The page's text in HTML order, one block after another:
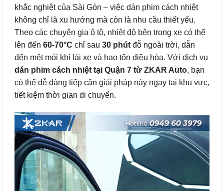
khắc nghiệt của Sài Gòn – việc dán phim cách nhiệt
không chỉ là xu hướng mà còn là nhu cầu thiết yếu.
Theo các chuyên gia ô tô, nhiệt độ bên trong xe có thể
lên đến 60-70°C chỉ sau 30 phútđỗ ngoài trời, dẫn
đến mệt mỏi khi lái xe và hao tốn điều hòa. Với dịch vụ
dán phim cách nhiệt tại Quận 7 từ ZKAR Auto, bạn
có thể dễ dàng tiếp cận giải pháp này ngay tại khu vực,
tiết kiệm thời gian di chuyển.